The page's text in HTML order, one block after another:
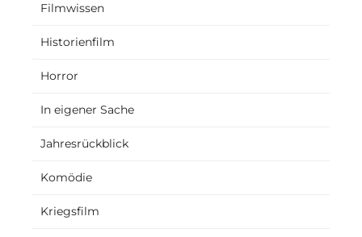
Filmwissen
Historienfilm
Horror
In eigener Sache
Jahresrückblick
Komödie
Kriegsfilm